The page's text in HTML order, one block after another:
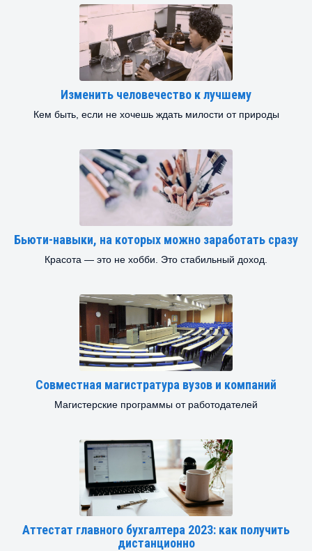
Изменить человечество к лучшему
Кем быть, если не хочешь ждать милости от природы
Бьюти-навыки, на которых можно заработать сразу
Красота — это не хобби. Это стабильный доход.
Совместная магистратура вузов и компаний
Магистерские программы от работодателей
Аттестат главного бухгалтера 2023: как получить
дистанционно